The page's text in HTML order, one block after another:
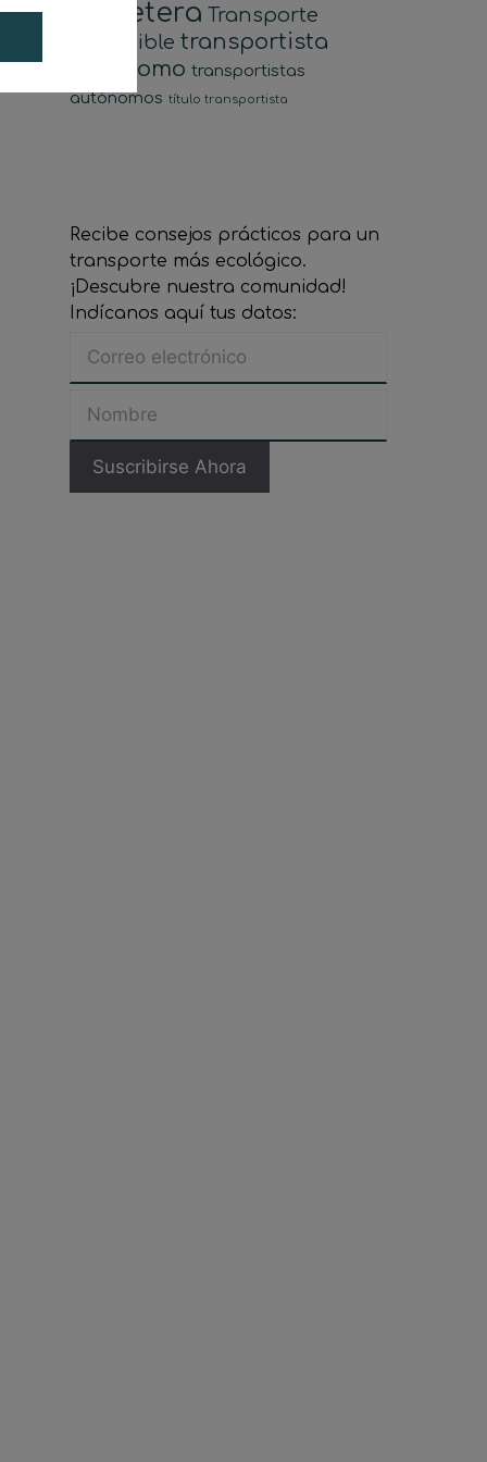
carretera Transporte
sostenible transportista
autonomo transportistas
autónomos título transportista
Recibe consejos prácticos para un
transporte más ecológico.
¡Descubre nuestra comunidad!
Indícanos aquí tus datos: